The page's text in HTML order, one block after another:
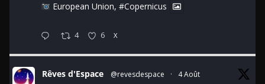
European Union, #Copernicus
4 6 X
Rêves d'Espace @revesdespace · 4 Août